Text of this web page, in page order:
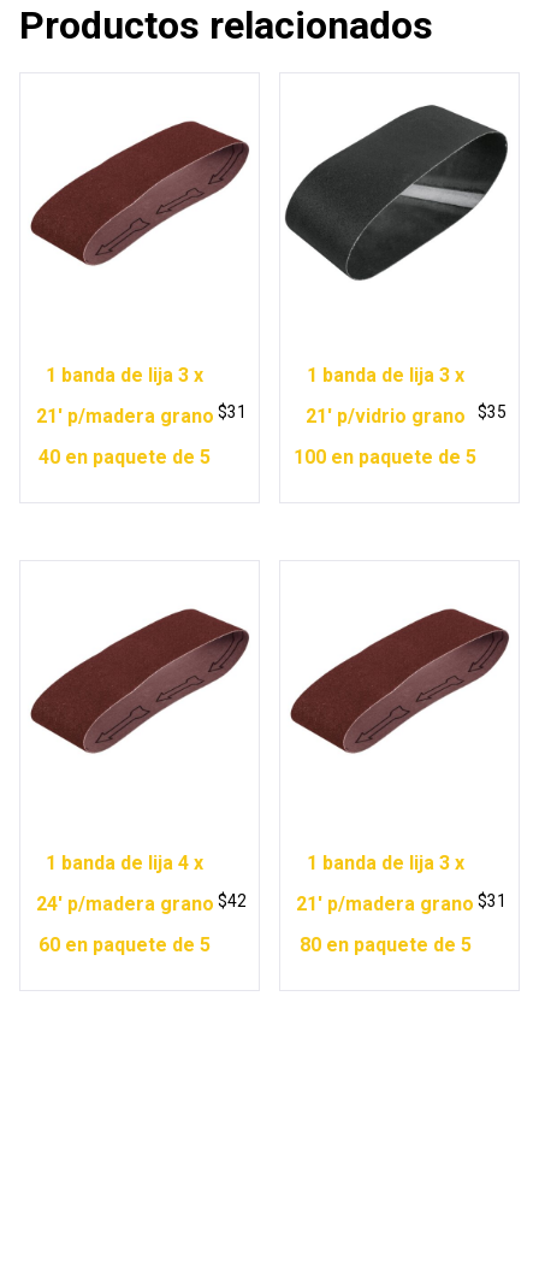
Productos relacionados
1 banda de lija 3 x
21′ p/madera grano
40 en paquete de 5
$31
1 banda de lija 3 x
21′ p/vidrio grano
100 en paquete de 5
$35
1 banda de lija 4 x
24′ p/madera grano
60 en paquete de 5
$42
1 banda de lija 3 x
21′ p/madera grano
80 en paquete de 5
$31